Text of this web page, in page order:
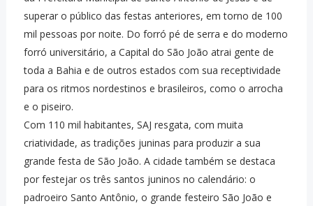
superar o público das festas anteriores, em torno de 100
mil pessoas por noite. Do forró pé de serra e do moderno
forró universitário, a Capital do São João atrai gente de
toda a Bahia e de outros estados com sua receptividade
para os ritmos nordestinos e brasileiros, como o arrocha
e o piseiro.
Com 110 mil habitantes, SAJ resgata, com muita
criatividade, as tradições juninas para produzir a sua
grande festa de São João. A cidade também se destaca
por festejar os três santos juninos no calendário: o
padroeiro Santo Antônio, o grande festeiro São João e